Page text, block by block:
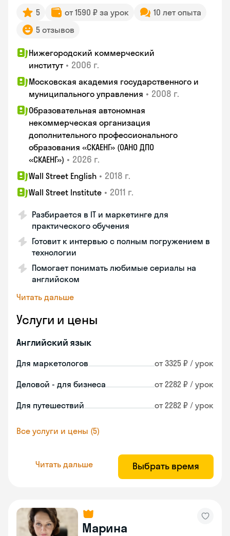
5 от 1590 ₽ за урок
10 лет опыта
5 отзывов
Нижегородский коммерческий
институт • 2006 г.
Московская академия государственного и
муниципального управления • 2008 г.
Образовательная автономная
некоммерческая организация
дополнительного профессионального
образования «СКАЕНГ» (ОАНО ДПО
«СКАЕНГ») • 2026 г.
Wall Street English • 2018 г.
Wall Street Institute • 2011 г.
Разбирается в IT и маркетинге для
практического обучения
Готовит к интервью с полным погружением в
технологии
Помогает понимать любимые сериалы на
английском
Читать дальше
Услуги и цены
Английский язык
Для маркетологов от 3325 ₽ / урок
Деловой - для бизнеса от 2282 ₽ / урок
Для путешествий от 2282 ₽ / урок
Все услуги и цены (5)
Читать дальше Выбрать время
Марина